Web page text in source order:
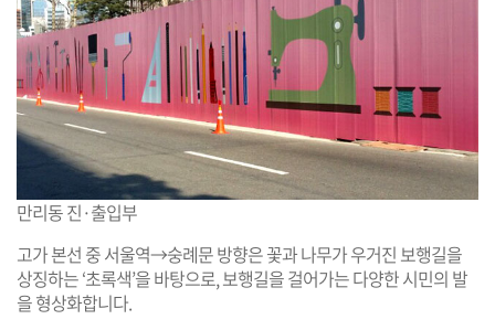
만리동 진·출입부
고가 본선 중 서울역→숭례문 방향은 꽃과 나무가 우거진 보행길을
상징하는 ‘초록색’을 바탕으로, 보행길을 걸어가는 다양한 시민의 발
을 형상화합니다.